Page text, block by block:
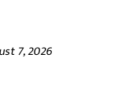
7, 2026